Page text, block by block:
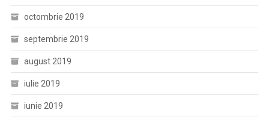
octombrie 2019
septembrie 2019
august 2019
iulie 2019
iunie 2019